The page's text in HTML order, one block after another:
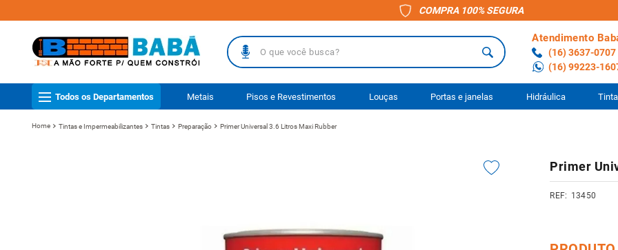
COMPRA 100% SEGURA
O que você busca? Atendimento
(16) 3637-0707
(16) 99223-
Todos os Departamentos Metais Pisos e Revestimentos Louças Portas e janelas Hidráulica
Tintas e Impermeabilizantes Tintas Preparação Primer Universal 3.6 Litros Maxi Rubber
Primer
13450
TERMOS MAIS BUSCADOS
1º piso
6º telha fibrocimento